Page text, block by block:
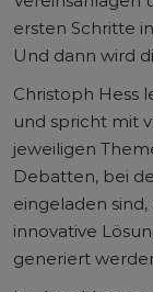
ersten Schritte
Und dann wird
Christoph Hess
und spricht mit
jeweiligen
Debatten, bei
eingeladen
innovative
generiert